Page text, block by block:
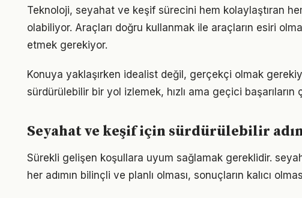
Teknoloji, seyahat ve keşif sürecini hem kolaylaştıran
olabiliyor. Araçları doğru kullanmak ile araçların esiri
etmek gerekiyor.
Konuya yaklaşırken idealist değil, gerçekçi olmak
sürdürülebilir bir yol izlemek, hızlı ama geçici
Seyahat ve keşif için sürdürülebilir
Sürekli gelişen koşullara uyum sağlamak gereklidir.
her adımın bilinçli ve planlı olması, sonuçların kalıcı